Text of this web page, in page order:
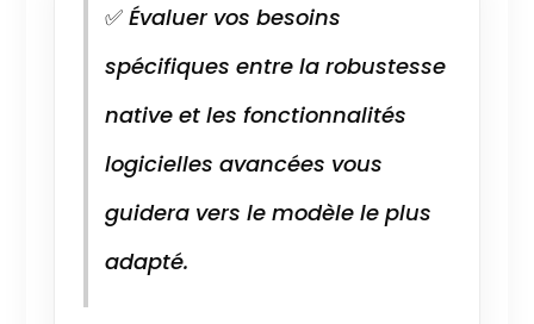
✅Évaluer vos besoins
spécifiques entre la robustesse
native et les fonctionnalités
logicielles avancées vous
guidera vers le modèle le plus
adapté.